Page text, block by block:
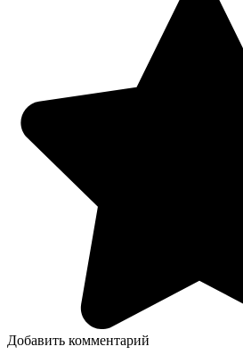
Добавить комментарий